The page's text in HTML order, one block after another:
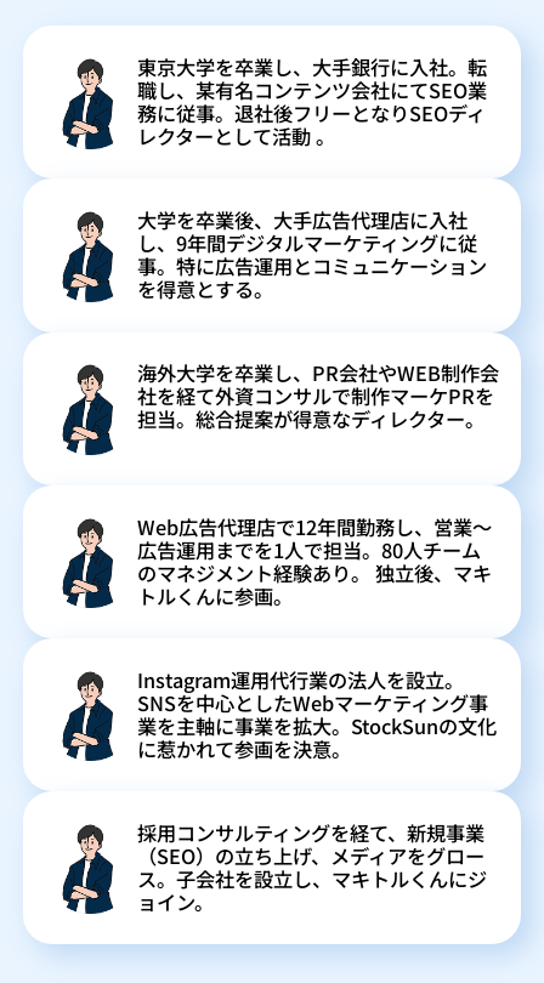
東京大学を卒業し、大手銀行に入社。転
職し、某有名コンテンツ会社にてSEO業
務に従事。退社後フリーとなりSEOディ
レクターとして活動 。
大学を卒業後、大手広告代理店に入社
し、9年間デジタルマーケティングに従
事。特に広告運用とコミュニケーション
を得意とする。
海外大学を卒業し、PR会社やWEB制作会
社を経て外資コンサルで制作マーケPRを
担当。総合提案が得意なディレクター。
Web広告代理店で12年間勤務し、営業〜
広告運用までを1人で担当。80人チーム
のマネジメント経験あり。 独立後、マキ
トルくんに参画。
Instagram運用代行業の法人を設立。
SNSを中心としたWebマーケティング事
業を主軸に事業を拡大。StockSunの文化
に惹かれて参画を決意。
採用コンサルティングを経て、新規事業
（SEO）の立ち上げ、メディアをグロー
ス。子会社を設立し、マキトルくんにジ
ョイン。